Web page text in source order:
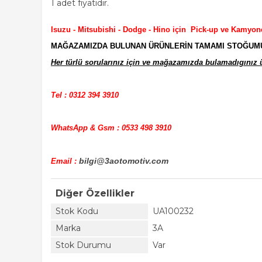
1 adet fiyatıdır.
Isuzu - Mitsubishi - Dodge - Hino için Pick-up ve
MAĞAZAMIZDA BULUNAN ÜRÜNLERİN TAMAMI
Her türlü sorularınız için ve mağazamızda
Tel : 0312 394 3910
WhatsApp & Gsm : 0533 498 3910
Email : bilgi@3aotomotiv.com
Diğer Özellikler
Stok Kodu
UA100232
Marka
3A
Stok Durumu
Var